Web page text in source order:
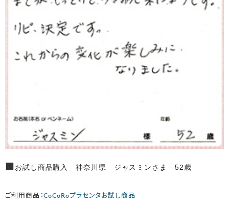
■お試し商品購入 神奈川県 ジャスミンさま 52歳
ご利用商品：CoCoRoプラセンタお試し商品